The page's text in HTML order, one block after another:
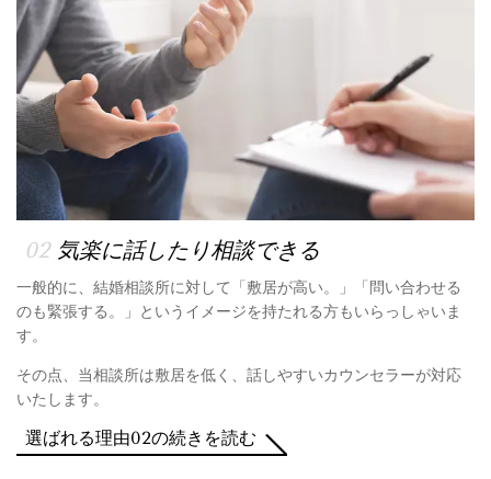
02 気楽に話したり相談できる
一般的に、結婚相談所に対して「敷居が高い。」「問い合わせる
のも緊張する。」というイメージを持たれる方もいらっしゃいま
す。
その点、当相談所は敷居を低く、話しやすいカウンセラーが対応
いたします。
選ばれる理由02の続きを読む